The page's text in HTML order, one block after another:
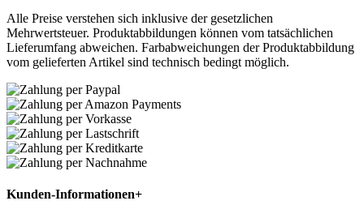
Alle Preise verstehen sich inklusive der gesetzlichen
Mehrwertsteuer. Produktabbildungen können vom tatsächlichen
Lieferumfang abweichen. Farbabweichungen der Produktabbildung
vom gelieferten Artikel sind technisch bedingt möglich.
Kunden-Informationen+